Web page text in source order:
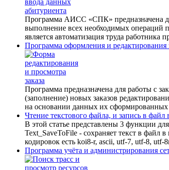
Программа АИСС «СПК» предназначена
выполнение всех необходимых операций
является автоматизация труда
Программа оформления и редактирования
Программа предназначена для работы с
(заполнение) новых заказов
на основании данных их сформированных
Чтение текстового файла, и запись в файл
В этой статье представлены 3 функции
Text_SaveToFile - сохраняет текст в файл
кодировок есть koi8-r, ascii, utf-7, utf-8,
Программа учёта и администрирования